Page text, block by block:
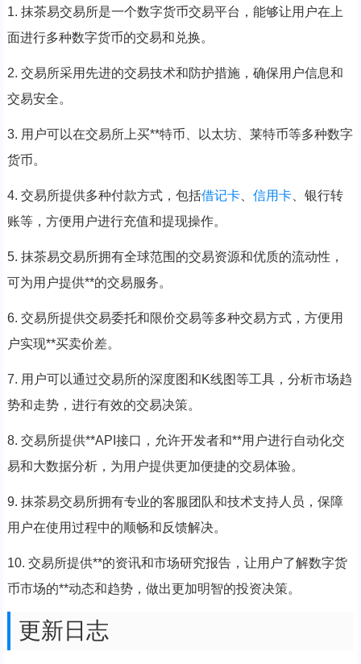
1. 抹茶易交易所是一个数字货币交易平台，能够让用户在上
面进行多种数字货币的交易和兑换。
2. 交易所采用先进的交易技术和防护措施，确保用户信息和
交易安全。
3. 用户可以在交易所上买**特币、以太坊、莱特币等多种数字
货币。
4. 交易所提供多种付款方式，包括借记卡、 信用卡、银行转
账等，方便用户进行充值和提现操作。
5. 抹茶易交易所拥有全球范围的交易资源和优质的流动性，
可为用户提供**的交易服务。
6. 交易所提供交易委托和限价交易等多种交易方式，方便用
户实现**买卖价差。
7. 用户可以通过交易所的深度图和K线图等工具，分析市场趋
势和走势，进行有效的交易决策。
8. 交易所提供**API接口，允许开发者和**用户进行自动化交
易和大数据分析，为用户提供更加便捷的交易体验。
9. 抹茶易交易所拥有专业的客服团队和技术支持人员，保障
用户在使用过程中的顺畅和反馈解决。
10. 交易所提供**的资讯和市场研究报告，让用户了解数字货
币市场的**动态和趋势，做出更加明智的投资决策。
更新日志